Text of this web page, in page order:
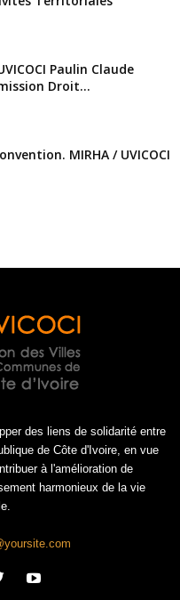
Paulin Claude
Droit...
MIRHA / UVICOCI
des liens de solidarité entre
de Côte d'Ivoire, en vue
à l'amélioration de
harmonieux de la vie